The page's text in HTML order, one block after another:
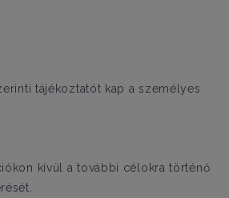
tájékoztatót kap a személyes
kívül a további célokra történő